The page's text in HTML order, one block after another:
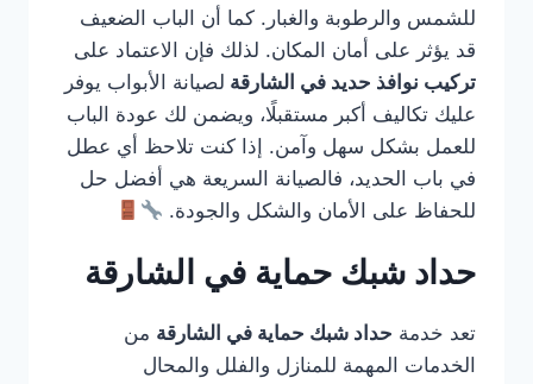
للشمس والرطوبة والغبار. كما أن الباب الضعيف
قد يؤثر على أمان المكان. لذلك فإن الاعتماد على
تركيب نوافذ حديد في الشارقة لصيانة الأبواب يوفر
عليك تكاليف أكبر مستقبلًا، ويضمن لك عودة الباب
للعمل بشكل سهل وآمن. إذا كنت تلاحظ أي عطل
في باب الحديد، فالصيانة السريعة هي أفضل حل
للحفاظ على الأمان والشكل والجودة.
حداد شبك حماية في الشارقة
تعد خدمة حداد شبك حماية في الشارقة من
الخدمات المهمة للمنازل والفلل والمحال